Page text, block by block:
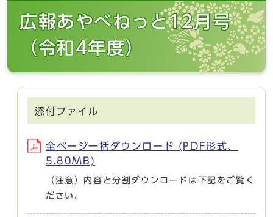
広報あやべねっと12月号
（令和4年度）
添付ファイル
全ページ一括ダウンロード (PDF形式、
5.80MB)
（注意）内容と分割ダウンロードは下記をご覧く
ださい。